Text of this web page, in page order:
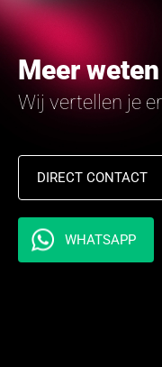
Meer
Wij vertellen je
DIRECT CONTACT
WHATSAPP